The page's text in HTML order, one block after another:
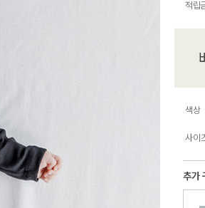
적립
색상
사이
추가